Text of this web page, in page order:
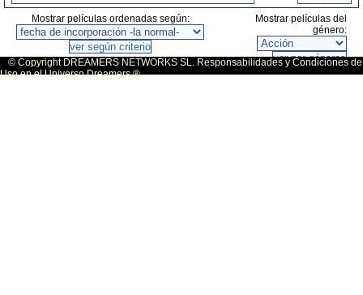
Mostrar películas ordenadas según:
Mostrar películas del
género:
© Copyright DREAMERS NETWORKS SL. Responsabilidades y Condiciones de
Uso en el Universo Dreamers ®